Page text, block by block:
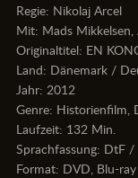
Regie: Nikolaj Arcel
Mit: Mads Mikkelsen,
Originaltitel: EN
Land: Dänemark /
Jahr: 2012
Genre: Historienfilm,
Laufzeit: 132 Min.
Sprachfassung: DtF /
Format: DVD, Blu-ray